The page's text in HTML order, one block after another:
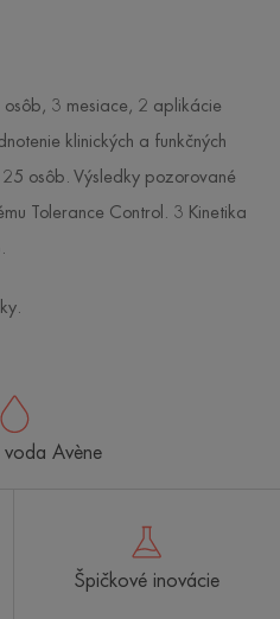
osôb, 3 mesiace, 2 aplikácie
klinických a funkčných
osôb. Výsledky pozorované
Tolerance Control. 3 Kinetika
voda Avène
Špičkové inovácie